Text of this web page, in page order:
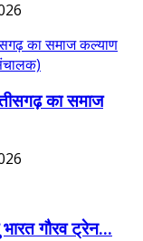
का समाज
गौरव ट्रेन...